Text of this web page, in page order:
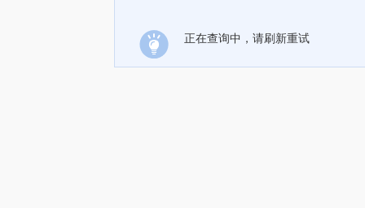
正在查询中，请刷新重试